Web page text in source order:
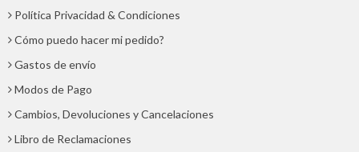
Política Privacidad & Condiciones
Cómo puedo hacer mi pedido?
Gastos de envío
Modos de Pago
Cambios, Devoluciones y Cancelaciones
Libro de Reclamaciones